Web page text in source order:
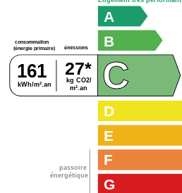
consommation
(énergie primaire) émissions
kg CO2/
m².an
kWh/m².an
161 27*
passoire
énergétique
G
F
E
D
C
B
A